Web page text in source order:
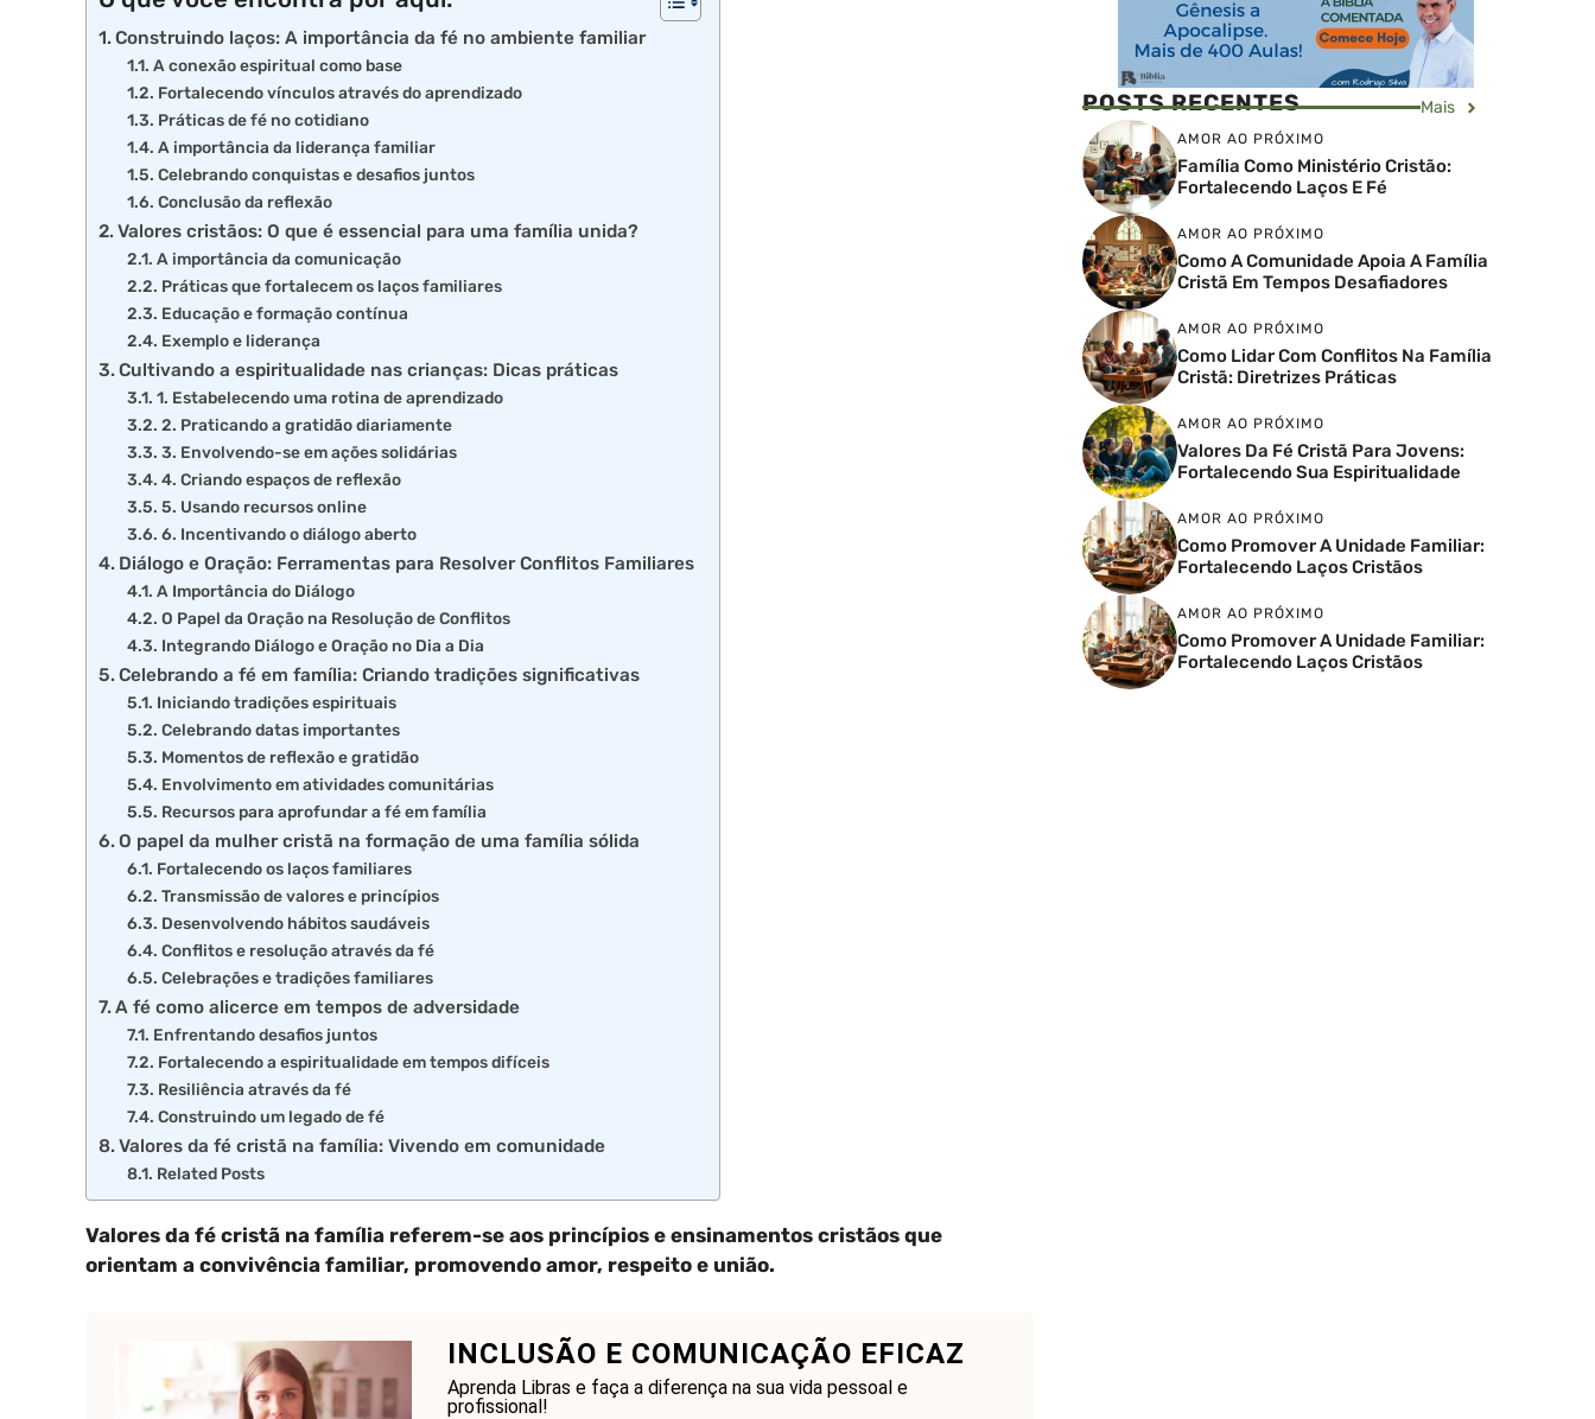
Construindo laços: A importância da fé no ambiente familiar
A conexão espiritual como base
Fortalecendo vínculos através do aprendizado
Práticas de fé no cotidiano
A importância da liderança familiar
Celebrando conquistas e desafios juntos
Conclusão da reflexão
Valores cristãos: O que é essencial para uma família unida?
A importância da comunicação
Práticas que fortalecem os laços familiares
Educação e formação contínua
Exemplo e liderança
Cultivando a espiritualidade nas crianças: Dicas práticas
1. Estabelecendo uma rotina de aprendizado
2. Praticando a gratidão diariamente
3. Envolvendo-se em ações solidárias
4. Criando espaços de reflexão
5. Usando recursos online
6. Incentivando o diálogo aberto
Diálogo e Oração: Ferramentas para Resolver Conflitos Familiares
A Importância do Diálogo
O Papel da Oração na Resolução de Conflitos
Integrando Diálogo e Oração no Dia a Dia
Celebrando a fé em família: Criando tradições significativas
Iniciando tradições espirituais
Celebrando datas importantes
Momentos de reflexão e gratidão
Envolvimento em atividades comunitárias
Recursos para aprofundar a fé em família
O papel da mulher cristã na formação de uma família sólida
Fortalecendo os laços familiares
Transmissão de valores e princípios
Desenvolvendo hábitos saudáveis
Conflitos e resolução através da fé
Celebrações e tradições familiares
A fé como alicerce em tempos de adversidade
Enfrentando desafios juntos
Fortalecendo a espiritualidade em tempos difíceis
Resiliência através da fé
Construindo um legado de fé
Valores da fé cristã na família: Vivendo em comunidade
Related Posts
Valores da fé cristã na família referem-se aos princípios e ensinamentos cristãos que
orientam a convivência familiar, promovendo amor, respeito e união.
INCLUSÃO E COMUNICAÇÃO EFICAZ
Aprenda Libras e faça a diferença na sua vida pessoal e
profissional!
POSTS RECENTES Mais
AMOR AO PRÓXIMO
Família Como Ministério Cristão:
Fortalecendo Laços E Fé
AMOR AO PRÓXIMO
Como A Comunidade Apoia A Família
Cristã Em Tempos Desafiadores
AMOR AO PRÓXIMO
Como Lidar Com Conflitos Na Família
Cristã: Diretrizes Práticas
AMOR AO PRÓXIMO
Valores Da Fé Cristã Para Jovens:
Fortalecendo Sua Espiritualidade
AMOR AO PRÓXIMO
Como Promover A Unidade Familiar:
Fortalecendo Laços Cristãos
AMOR AO PRÓXIMO
Como Promover A Unidade Familiar:
Fortalecendo Laços Cristãos